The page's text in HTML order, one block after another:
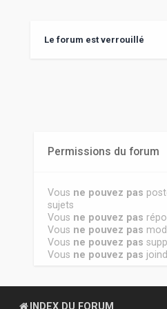
Le forum est verrouillé
Permissions du forum
Vous ne pouvez pas
sujets
Vous ne pouvez pas
Vous ne pouvez pas
Vous ne pouvez pas
Vous ne pouvez pas
INDEX DU FORUM